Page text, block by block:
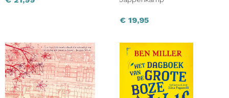
€ 19,95